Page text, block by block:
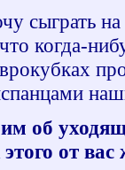
сыграть
когда-
об
от